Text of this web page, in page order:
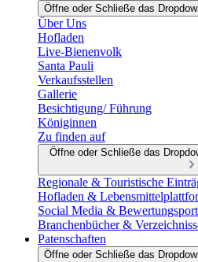
Öffne oder Schließe das
Über Uns
Hofladen
Live-Bienenvolk
Santa Pauli
Verkaufsstellen
Gallerie
Besichtigung/ Führung
Königinnen
Zu finden auf
Öffne oder Schließe das
Regionale & Touristische
Hofladen &
Social Media &
Branchenbücher &
Patenschaften
Öffne oder Schließe das